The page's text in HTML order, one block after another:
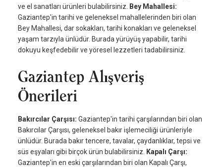
ve el sanatları ürünleri bulabilirsiniz.
Bey Mahallesi:
Gaziantep'in tarihi ve geleneksel mahallelerinden biri olan
Bey Mahallesi, dar sokakları, tarihi konakları ve geleneksel
yaşam tarzıyla ünlüdür. Burada yürüyüş yapabilir, tarihi
dokuyu keşfedebilir ve yöresel lezzetleri tadabilirsiniz.
Gaziantep Alışveriş
Önerileri
Bakırcılar Çarşısı: Gaziantep'in tarihi çarşılarından biri olan
Bakırcılar Çarşısı, geleneksel bakır işlemeciliği ürünleriyle
ünlüdür. Burada bakır tencere, tavalar, çaydanlıklar, tepsi ve
süs eşyaları gibi birçok ürün bulabilirsiniz.
Kapalı Çarşı:
Gaziantep'in en eski çarşılarından biri olan Kapalı Çarşı,